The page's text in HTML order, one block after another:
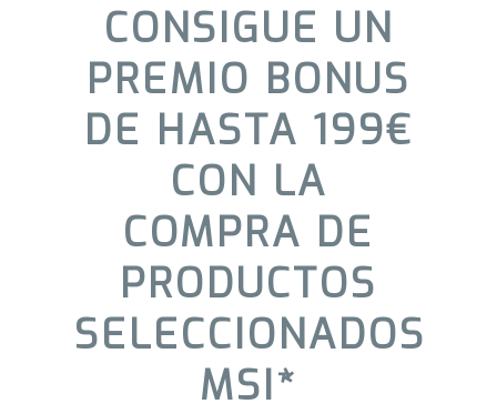
CONSIGUE UN
PREMIO BONUS
DE HASTA 199€
CON LA
COMPRA DE
PRODUCTOS
SELECCIONADOS
MSI*